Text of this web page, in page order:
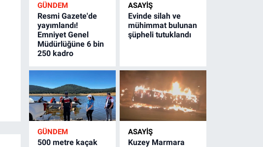
GÜNDEM
Resmi Gazete'de
yayımlandı!
Emniyet Genel
Müdürlüğüne 6 bin
250 kadro
ASAYİŞ
Evinde silah ve
mühimmat bulunan
şüpheli tutuklandı
GÜNDEM
500 metre kaçak
ASAYİŞ
Kuzey Marmara